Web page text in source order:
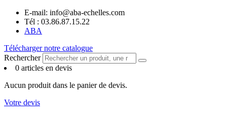
Aller
contenu
E-mail: info@aba-echelles.com
Tél : 03.86.87.15.22
ABA
Télécharger notre catalogue
Rechercher
0 articles en devis
Aucun produit dans le panier de devis.
Votre devis